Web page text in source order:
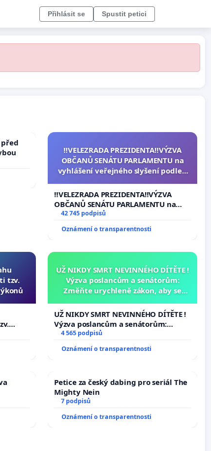
Přihlásit se Spustit petici
‼️VELEZRADA PREZIDENTA‼️VÝZVA
OBČANŮ SENÁTU PARLAMENTU na
vyhlášení veřejného slyšení podle §
na přijetí usnesení k podání ústavní
žaloby na prezidenta republiky
‼️VELEZRADA PREZIDENTA‼️VÝZVA
OBČANŮ SENÁTU PARLAMENTU na
vyhlášení veřejného slyšení podle §
144 jednacího řádu Senátu k návrhu
na přijetí usnesení k podání ústavní
42 745 podpisů
Oznámení o transparentnosti
tzv.
UŽ NIKDY SMRT NEVINNÉHO DÍTĚTE !
Výzva poslancům a senátorům:
Změňte urychleně zákon, aby se
opakovat!
UŽ NIKDY SMRT NEVINNÉHO DÍTĚTE !
Výzva poslancům a senátorům:
Změňte urychleně zákon, aby se
tragédie malé Viktorky už nemohla
opakovat!
4 565 podpisů
Oznámení o transparentnosti
Petice za český dabing pro seriál The
Mighty Nein
7 podpisů
Oznámení o transparentnosti